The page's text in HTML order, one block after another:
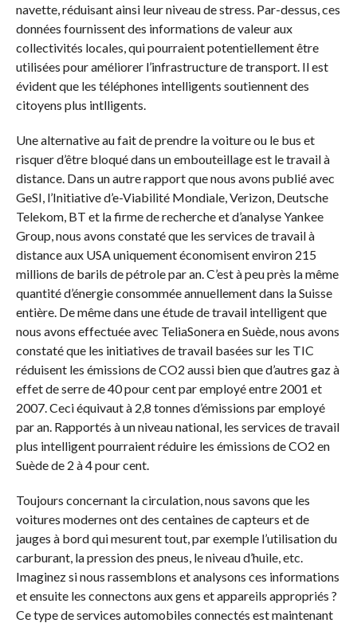
navette, réduisant ainsi leur niveau de stress. Par-dessus, ces
données fournissent des informations de valeur aux
collectivités locales, qui pourraient potentiellement être
utilisées pour améliorer l’infrastructure de transport. Il est
évident que les téléphones intelligents soutiennent des
citoyens plus intlligents.
Une alternative au fait de prendre la voiture ou le bus et
risquer d’être bloqué dans un embouteillage est le travail à
distance. Dans un autre rapport que nous avons publié avec
GeSI, l’Initiative d’e-Viabilité Mondiale, Verizon, Deutsche
Telekom, BT et la firme de recherche et d’analyse Yankee
Group, nous avons constaté que les services de travail à
distance aux USA uniquement économisent environ 215
millions de barils de pétrole par an. C’est à peu près la même
quantité d’énergie consommée annuellement dans la Suisse
entière. De même dans une étude de travail intelligent que
nous avons effectuée avec TeliaSonera en Suède, nous avons
constaté que les initiatives de travail basées sur les TIC
réduisent les émissions de CO2 aussi bien que d’autres gaz à
effet de serre de 40 pour cent par employé entre 2001 et
2007. Ceci équivaut à 2,8 tonnes d’émissions par employé
par an. Rapportés à un niveau national, les services de travail
plus intelligent pourraient réduire les émissions de CO2 en
Suède de 2 à 4 pour cent.
Toujours concernant la circulation, nous savons que les
voitures modernes ont des centaines de capteurs et de
jauges à bord qui mesurent tout, par exemple l’utilisation du
carburant, la pression des pneus, le niveau d’huile, etc.
Imaginez si nous rassemblons et analysons ces informations
et ensuite les connectons aux gens et appareils appropriés ?
Ce type de services automobiles connectés est maintenant